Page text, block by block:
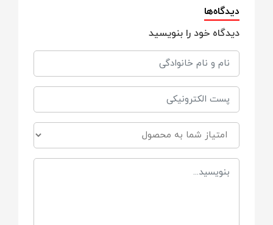
مواد فولاد ضد زنگ
مناسب برای
برای همه سنین
جنس
استیل
برند
دیدگاه‌ها
دیدگاه خود را بنویسید